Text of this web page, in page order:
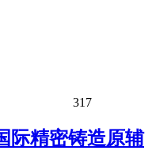
317
际精密铸造原辅